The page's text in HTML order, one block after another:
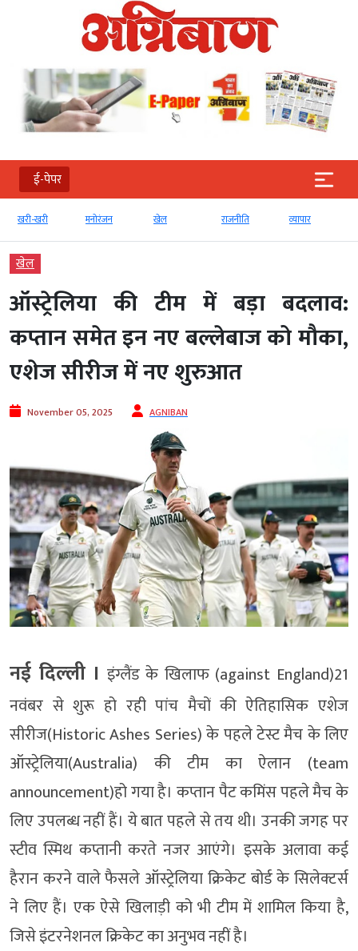
ई-पेपर
खरी-खरी मनोरंजन खेल राजनीति व्‍यापार
खेल
ऑस्ट्रेलिया की टीम में बड़ा बदलाव:
कप्तान समेत इन नए बल्लेबाज को मौका,
एशेज सीरीज में नए शुरुआत
November 05, 2025 AGNIBAN
नई दिल्‍ली । इंग्लैंड के खिलाफ (against England)21
नवंबर से शुरू हो रही पांच मैचों की ऐतिहासिक एशेज
सीरीज(Historic Ashes Series) के पहले टेस्ट मैच के लिए
ऑस्ट्रेलिया(Australia) की टीम का ऐलान (team
announcement)हो गया है। कप्तान पैट कमिंस पहले मैच के
लिए उपलब्ध नहीं हैं। ये बात पहले से तय थी। उनकी जगह पर
स्टीव स्मिथ कप्तानी करते नजर आएंगे। इसके अलावा कई
हैरान करने वाले फैसले ऑस्ट्रेलिया क्रिकेट बोर्ड के सिलेक्टर्स
ने लिए हैं। एक ऐसे खिलाड़ी को भी टीम में शामिल किया है,
जिसे इंटरनेशनल क्रिकेट का अनुभव नहीं है।